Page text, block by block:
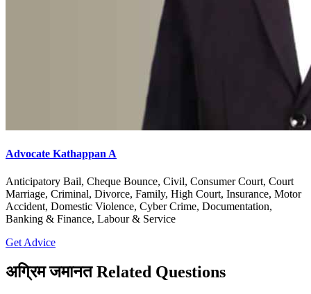
Advocate Kathappan A
Anticipatory Bail, Cheque Bounce, Civil, Consumer Court, Court
Marriage, Criminal, Divorce, Family, High Court, Insurance, Motor
Accident, Domestic Violence, Cyber Crime, Documentation,
Banking & Finance, Labour & Service
Get Advice
अग्रिम जमानत Related Questions